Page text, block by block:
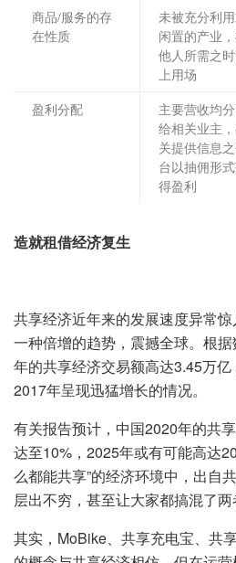
商品/服务的存
在性质
未被充分利
闲置的产业
他人所需之
上用场
盈利分配
主要营收均
给相关业主
关提供信息
台以抽佣形
得盈利
造就租借经济复生
共享经济近年来的发展速度异常
一种倍增的趋势，震撼全球。根
年的共享经济交易额高达3.45万
2017年呈现迅猛增长的情况。
有关报告预计，中国2020年的共
达至10%，2025年或有可能高达
么都能共享”的经济环境中，出自
层出不穷，甚至让大家都搞混了两
其实，MoBike、共享充电宝、共